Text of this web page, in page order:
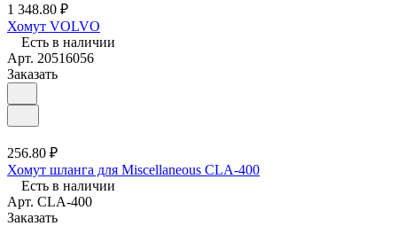
1 348.80 ₽
Хомут VOLVO
Есть в наличии
Арт. 20516056
Заказать
256.80 ₽
Хомут шланга для Miscellaneous CLA-400
Есть в наличии
Арт. CLA-400
Заказать